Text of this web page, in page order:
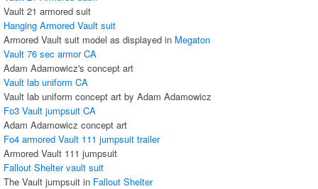
Vault 21 armored suit
Hanging Armored Vault suit
Armored Vault suit model as displayed in Megaton
Vault 76 sec armor CA
Adam Adamowicz's concept art
Vault lab uniform CA
Vault lab uniform concept art by Adam Adamowicz
Fo3 Vault jumpsuit CA
Adam Adamowicz concept art
Fo4 armored Vault 111 jumpsuit trailer
Armored Vault 111 jumpsuit
Fallout Shelter vault suit
The Vault jumpsuit in Fallout Shelter